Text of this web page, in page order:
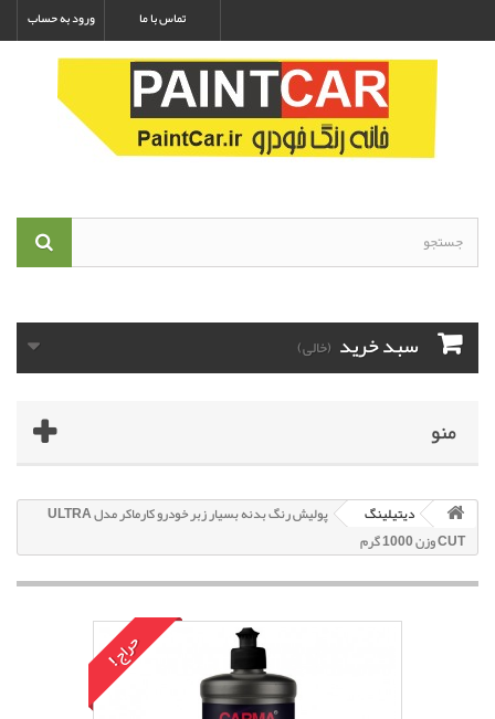
ورود به حساب تماس با ما
سبد خرید (خالی)
منو
دیتیلینگ
پولیش رنگ بدنه بسیار زبر خودرو کارماکر مدل ULTRA
CUT وزن 1000 گرم
حراج!